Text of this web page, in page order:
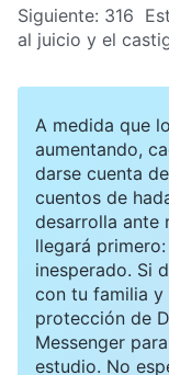
Siguiente: 316
al juicio y el
A medida que
aumentando,
darse cuenta
cuentos de
desarrolla ante
llegará
inesperado. Si
con tu familia y
protección de
Messenger
estudio. No